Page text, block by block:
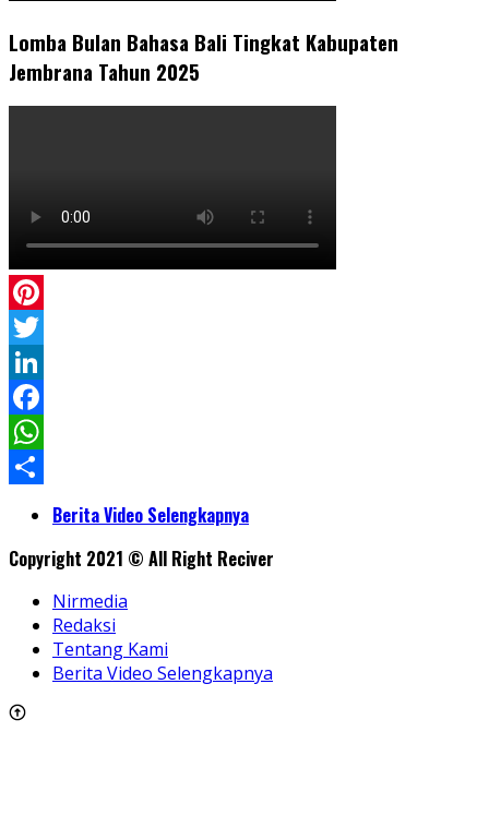
Lomba Bulan Bahasa Bali Tingkat Kabupaten
Jembrana Tahun 2025
Pinterest
Twitter
LinkedIn
Facebook
WhatsApp
ShareBerita Video Selengkapnya
Copyright 2021 © All Right Reciver
Nirmedia
Redaksi
Tentang Kami
Berita Video Selengkapnya